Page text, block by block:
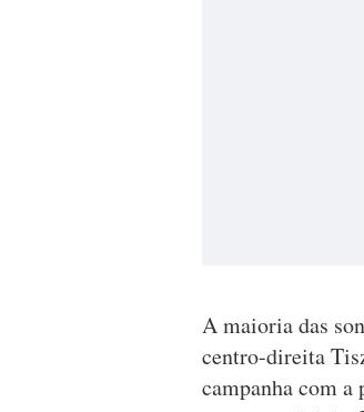
A maioria das
centro-direita
campanha com a